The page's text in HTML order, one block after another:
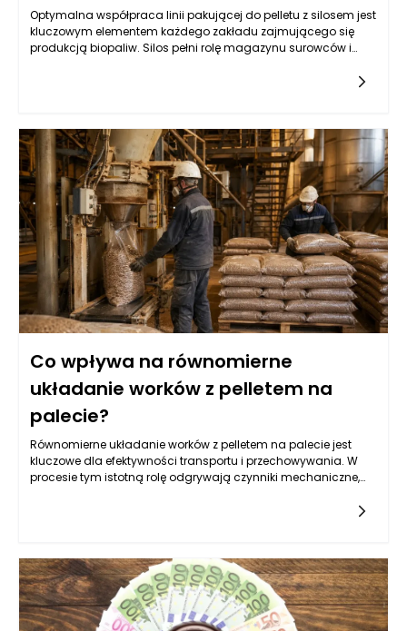
Optymalna współpraca linii pakującej do pelletu z silosem jest
kluczowym elementem każdego zakładu zajmującego się
produkcją biopaliw. Silos pełni rolę magazynu surowców i
produkcji. Właściwa konstrukcja silosu, w tym jego pojemność
oraz system wentylacji, ma ogromny wpływ na jakość
składowanych pelletów. Wydajność linii pakującej będzie
bowiem zależna od regularności i szybkości dostarczania
surowców. Kluczowym elementem w tym współdziałaniu są
systemy wyciągu, które powinny skutecznie transportować
pellet z silosu do następnego etapu produkcji, minimalizując
jednocześnie utratę materiału i zapewniając odpowiedni
poziom ciśnienia.
Co wpływa na równomierne
układanie worków z pelletem na
palecie?
Równomierne układanie worków z pelletem na palecie jest
kluczowe dla efektywności transportu i przechowywania. W
procesie tym istotną rolę odgrywają czynniki mechaniczne,
szybkim napełnianiu, mają znaczący wpływ na ten proces.
Odpowiednia kalibracja maszyn oraz rodzaj
wykorzystywanego materiału, z którego wykonane są worki,
mogą podnieść stabilność ładunku na palecie oraz ochronić
zawartość przed ewentualnymi uszkodzeniami.